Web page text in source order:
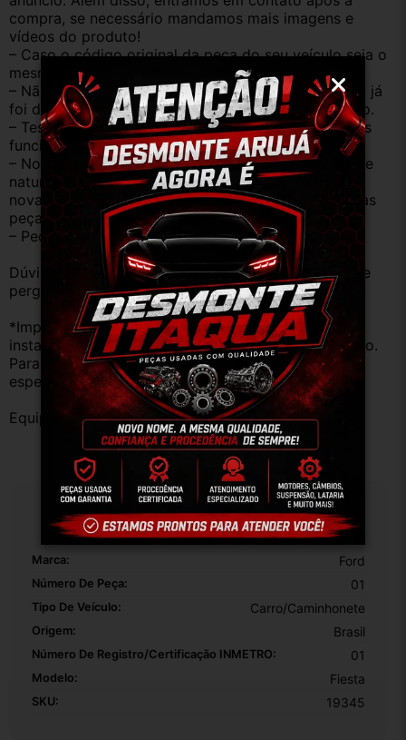
compra, se necessário mandamos mais imagens e
vídeos do produto!
– Caso o código original da peça do seu veículo seja o
mesmo descrito no anúncio servirá perfeitamente.
– Não temos informação sobre o KM, pois o veículo já
foi desmontado. No entanto, estão em ótimo estado.
– Testamos as peças antes de anunciar e enviar, elas
funcionam perfeitamente.
– Nossas peças são USADAS e apresentam desgaste
natural pelo tempo. Peças perfeitas são apenas as
novas e sem uso. No entanto, garantimos que nossas
peças estão em BOM ESTADO e foram testadas.
– Peças são ORIGINAIS USADAS.
Dúvidas sobre uso ou aplicação, utilizar o campo de
perguntas;
*Importante: Não nos responsabilizamos por
instalações inadequadas ou uso indevido do produto.
Para evitar problemas, consulte um profissional
especializado.
Equipe DESMONTE ARUJÁ.
Especificações
Marca: Ford
Número De Peça: 01
Tipo De Veículo: Carro/Caminhonete
Origem: Brasil
Número De Registro/certificação INMETRO: 01
Modelo: Fiesta
SKU: 19345